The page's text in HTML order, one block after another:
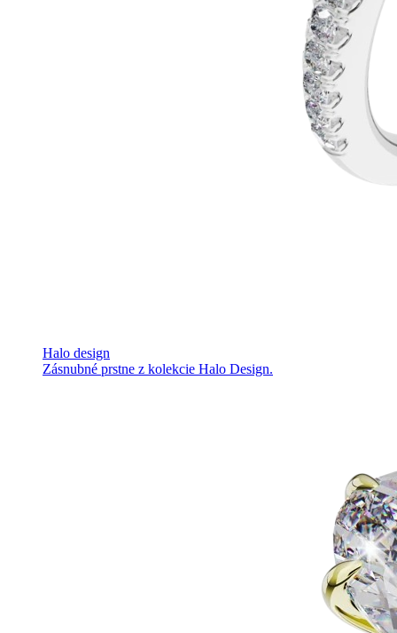
Halo design
Zásnubné prstne z kolekcie Halo Design.